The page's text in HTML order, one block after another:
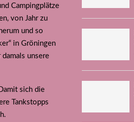
Campingplätze
von Jahr zu
und so
in Gröningen
unsere
sich die
Tankstopps